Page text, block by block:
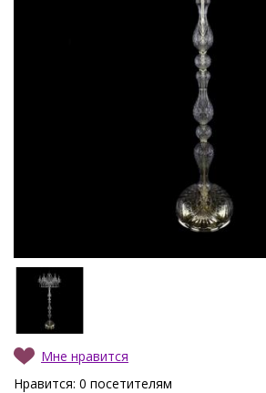
Мне нравится
Нравится: 0 посетителям